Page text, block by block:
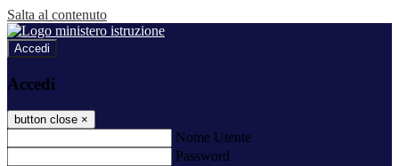
Salta al contenuto
Accedi
Accedi
button close ×
Nome Utente
Password